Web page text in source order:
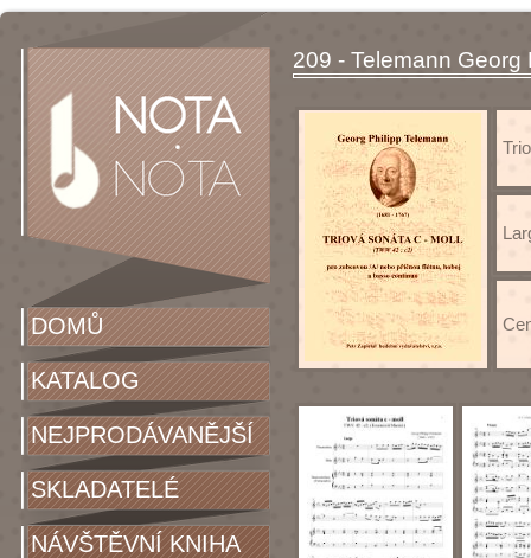
DOMŮ
KATALOG
NEJPRODÁVANĚJŠÍ
SKLADATELÉ
NÁVŠTĚVNÍ KNIHA
209 - Telemann